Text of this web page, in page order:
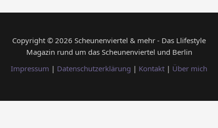
Copyright © 2026 Scheunenviertel & mehr - Das Llifestyle
Magazin rund um das Scheunenviertel und Berlin
Impressum | Datenschutzerklärung | Kontakt | Über mich